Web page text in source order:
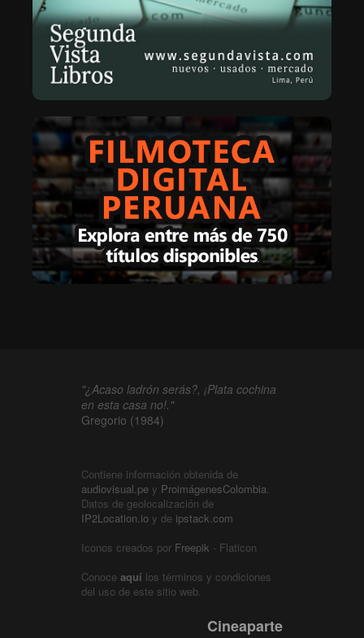
"¿Acaso ladrón serás?, ¡Plata cochina
en esta casa no!."
Gregorio (1984)
Contiene información obtenida de
audiovisual.pe y ProimágenesColombia.
Datos de geolocalización de
IP2Location.io y de ipstack.com
Iconos creados por Freepik - Flaticon
Conoce aquí los términos y condiciones
del uso de este sitio web.
Cineaparte